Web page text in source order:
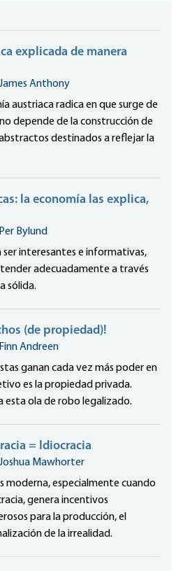
explicada de manera
Anthony
austriaca radica en que surge de
depende de la construcción de
destinados a reflejar la
la economía las explica,
Per Bylund
ser interesantes e informativas,
adecuadamente a través
sólida.
(de propiedad)!
Finn Andreen
ganan cada vez más poder en
es la propiedad privada.
esta ola de robo legalizado.
= Idiocracia
Mawhorter
moderna, especialmente cuando
genera incentivos
para la producción, el
de la irrealidad.